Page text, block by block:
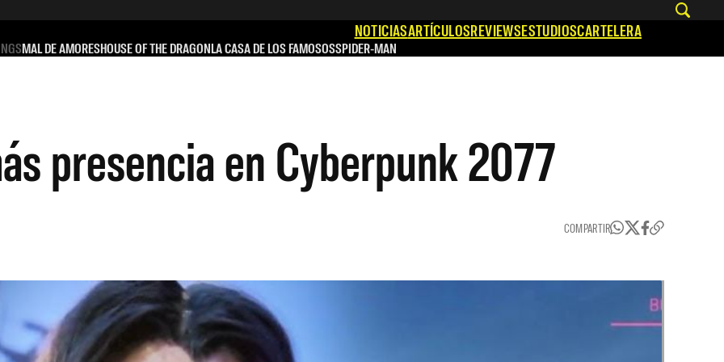
NOTICIASARTÍCULOSREVIEWSESTUDIOSCARTELERA
MAL DE AMORESHOUSE OF THE DRAGONLA CASA DE LOS FAMOSOSSPIDER-MAN
presencia en Cyberpunk 2077
COMPARTIR